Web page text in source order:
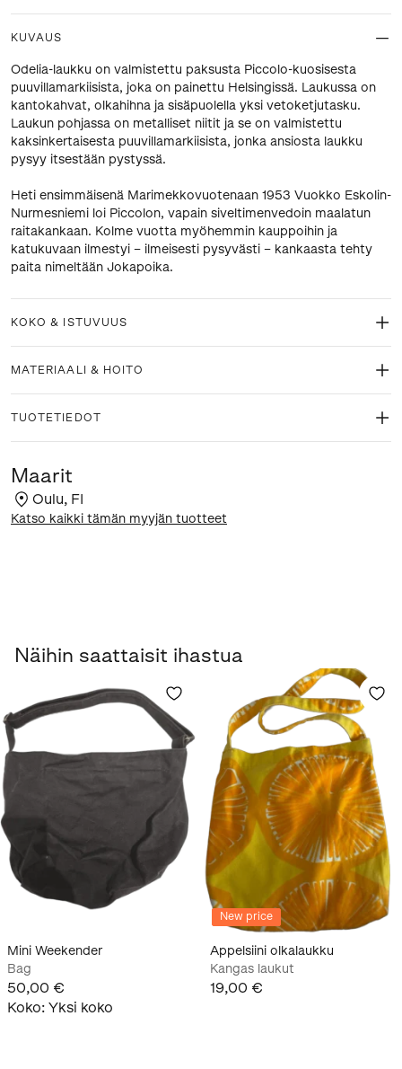
KUVAUS
Odelia-laukku on valmistettu paksusta Piccolo-kuosisesta
puuvillamarkiisista, joka on painettu Helsingissä. Laukussa on
kantokahvat, olkahihna ja sisäpuolella yksi vetoketjutasku.
Laukun pohjassa on metalliset niitit ja se on valmistettu
kaksinkertaisesta puuvillamarkiisista, jonka ansiosta laukku
pysyy itsestään pystyssä.
Heti ensimmäisenä Marimekkovuotenaan 1953 Vuokko Eskolin-
Nurmesniemi loi Piccolon, vapain siveltimenvedoin maalatun
raitakankaan. Kolme vuotta myöhemmin kauppoihin ja
katukuvaan ilmestyi – ilmeisesti pysyvästi – kankaasta tehty
paita nimeltään Jokapoika.
KOKO & ISTUVUUS
MATERIAALI & HOITO
TUOTETIEDOT
Maarit
Oulu, FI
Katso kaikki tämän myyjän tuotteet
Näihin saattaisit ihastua
Mini Weekender
Bag
50,00 €
Koko: Yksi koko
New price
Appelsiini olkalaukku
Kangas laukut
19,00 €